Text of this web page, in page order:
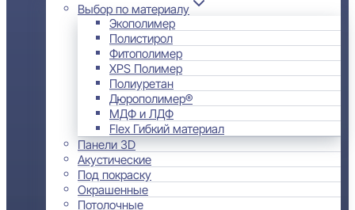
Выбор по материалу
Экополимер
Полистирол
Фитополимер
XPS Полимер
Полиуретан
Дюрополимер®
МДФ и ЛДФ
Flex Гибкий материал
Панели 3D
Акустические
Под покраску
Окрашенные
Потолочные